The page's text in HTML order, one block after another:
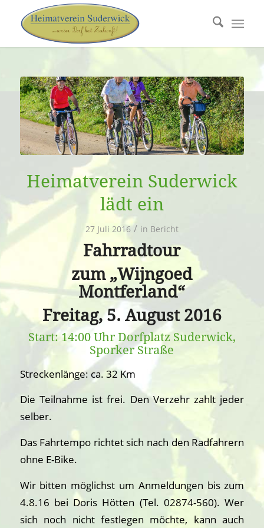
Heimatverein Suderwick
lädt ein
27 Juli 2016 / in Bericht
Fahrradtour
zum „Wijngoed
Montferland“
Freitag, 5. August 2016
Start: 14:00 Uhr Dorfplatz Suderwick,
Sporker Straße
Streckenlänge: ca. 32 Km
Die Teilnahme ist frei. Den Verzehr zahlt jeder
selber.
Das Fahrtempo richtet sich nach den Radfahrern
ohne E-Bike.
Wir bitten möglichst um Anmeldungen bis zum
4.8.16 bei Doris Hötten (Tel. 02874-560). Wer
sich noch nicht festlegen möchte, kann auch